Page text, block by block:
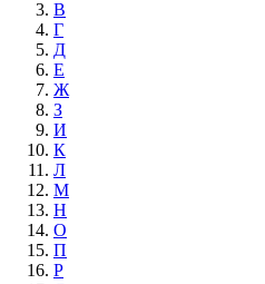
В
Г
Д
Е
Ж
З
И
К
Л
М
Н
О
П
Р